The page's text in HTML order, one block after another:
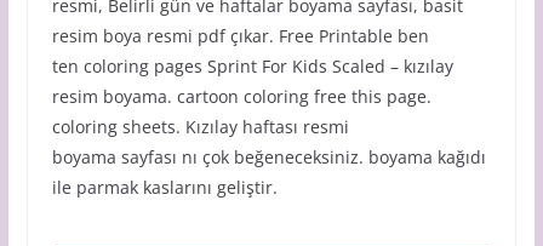
resmi, Belirli gün ve haftalar boyama sayfası, basit
resim boya resmi pdf çıkar. Free Printable ben
ten coloring pages Sprint For Kids Scaled – kızılay
resim boyama. cartoon coloring free this page.
coloring sheets. Kızılay haftası resmi
boyama sayfası nı çok beğeneceksiniz. boyama kağıdı
ile parmak kaslarını geliştir.